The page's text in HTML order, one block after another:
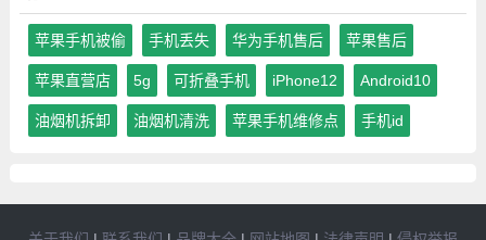
苹果手机被偷 手机丢失 华为手机售后 苹果售后
苹果直营店 5g 可折叠手机 iPhone12 Android10
油烟机拆卸 油烟机清洗 苹果手机维修点 手机id